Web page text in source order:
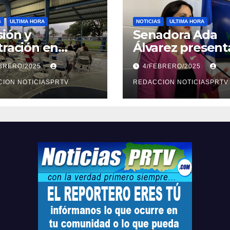
ULTIMA HORA
y
en
sobre
en
2025
NOTICIASPRTV
NOTICIAS ULTIMA HORA
Senadora Ada
Álvarez
medidas ante la
violencia en el
noviazgo
4/FEBRERO/2025
REDACCION NOTICIASPRTV